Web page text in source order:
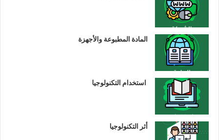
المادة المطبوعة والأجهزة
استخدام التكنولوجيا
أثر التكنولوجيا